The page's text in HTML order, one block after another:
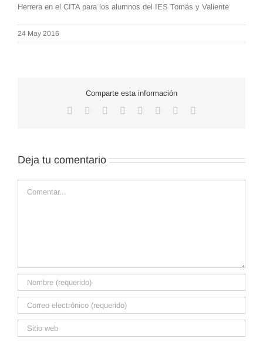
Herrera en el CITA para los alumnos del IES Tomás y Valiente
24 May 2016
Comparte esta información
Facebook Reddit LinkedInWhatsApp
TumblrPinterest
Deja tu comentario